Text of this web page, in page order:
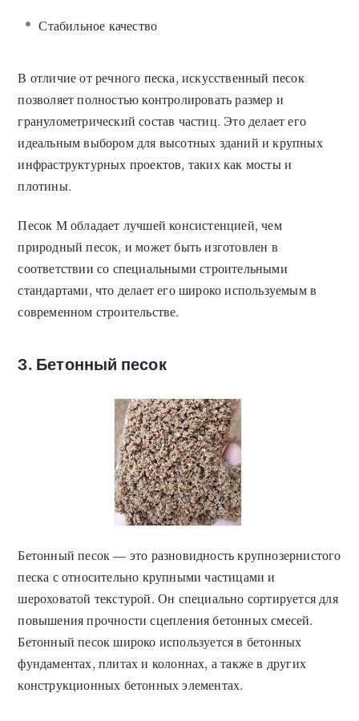
Стабильное качество
В отличие от речного песка, искусственный песок
позволяет полностью контролировать размер и
гранулометрический состав частиц. Это делает его
идеальным выбором для высотных зданий и крупных
инфраструктурных проектов, таких как мосты и
плотины.
Песок М обладает лучшей консистенцией, чем
природный песок, и может быть изготовлен в
соответствии со специальными строительными
стандартами, что делает его широко используемым в
современном строительстве.
3. Бетонный песок
Бетонный песок — это разновидность крупнозернистого
песка с относительно крупными частицами и
шероховатой текстурой. Он специально сортируется для
повышения прочности сцепления бетонных смесей.
Бетонный песок широко используется в бетонных
фундаментах, плитах и колоннах, а также в других
конструкционных бетонных элементах.